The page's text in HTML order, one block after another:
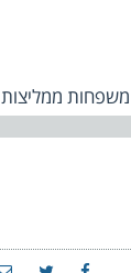
משפחות ממליצות